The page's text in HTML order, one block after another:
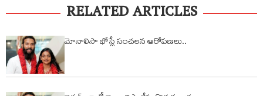
RELATED ARTICLES
మోనాలిసా భోస్లే సంచలన ఆరోప‌ణ‌లు..